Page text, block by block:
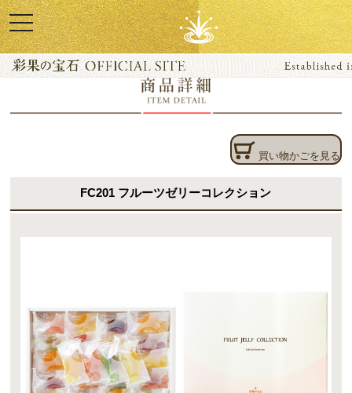
toggle
navigation
彩果の宝石 TOP 商品ラインナップ 商品詳細
買い物かごを見る
FC201 フルーツゼリーコレクション
copyright(c) tomizen foods All Rights Reserved.